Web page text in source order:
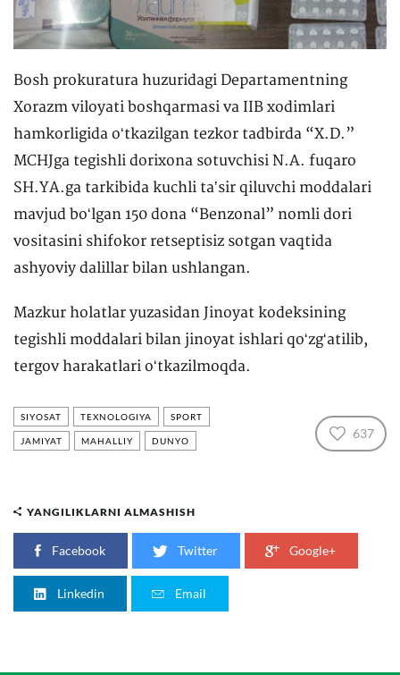
Bosh prokuratura huzuridagi Departamentning
Xorazm viloyati boshqarmasi va IIB xodimlari
hamkorligida oʻtkazilgan tezkor tadbirda “X.D.”
MCHJga tegishli dorixona sotuvchisi N.A. fuqaro
SH.YA.ga tarkibida kuchli taʼsir qiluvchi moddalari
mavjud boʻlgan 150 dona “Benzonal” nomli dori
vositasini shifokor retseptisiz sotgan vaqtida
ashyoviy dalillar bilan ushlangan.
Mazkur holatlar yuzasidan Jinoyat kodeksining
tegishli moddalari bilan jinoyat ishlari qoʻzgʻatilib,
tergov harakatlari oʻtkazilmoqda.
SIYOSAT TEXNOLOGIYA SPORT
JAMIYAT MAHALLIY DUNYO 637
YANGILIKLARNI ALMASHISH
Facebook Twitter Google+
Linkedin Email